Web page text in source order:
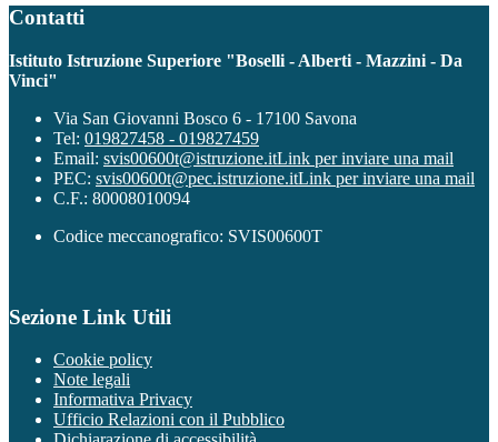
Contatti
Istituto Istruzione Superiore "Boselli - Alberti - Mazzini - Da
Vinci"
Via San Giovanni Bosco 6 - 17100 Savona
Tel: 019827458 - 019827459
Email: svis00600t@istruzione.itLink per inviare una mail
PEC: svis00600t@pec.istruzione.itLink per inviare una mail
C.F.: 80008010094
Codice meccanografico: SVIS00600T
Sezione Link Utili
Cookie policy
Note legali
Informativa Privacy
Ufficio Relazioni con il Pubblico